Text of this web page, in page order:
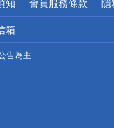
知 會員服務條款 隱
箱
告為主